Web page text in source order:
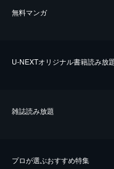
無料マンガ
U-NEXTオリジナル書籍読み放
雑誌読み放題
プロが選ぶおすすめ特集